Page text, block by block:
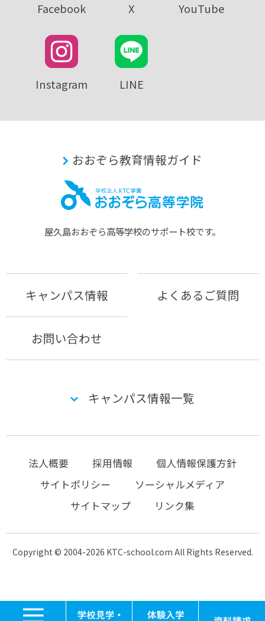
Facebook X YouTube
Instagram LINE
おおぞら教育情報ガイド
屋久島おおぞら⾼等学校のサポート校です。
キャンパス情報 よくあるご質問
お問い合わせ
キャンパス情報一覧
法人概要 採用情報
個人情報保護方針
サイトポリシー
ソーシャルメディア
サイトマップ
リンク集
Copyright © 2004-2026 KTC-school.com All Rights Reserved.